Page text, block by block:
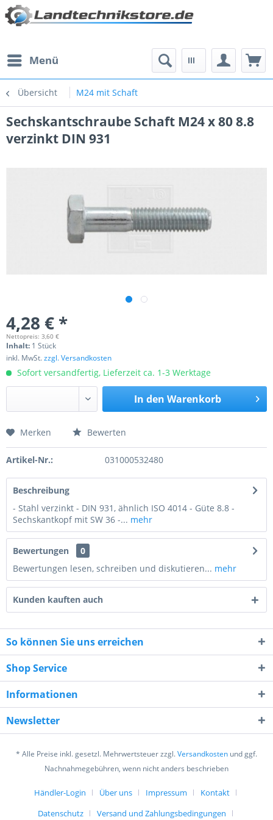
Menü
Übersicht M24 mit Schaft
Sechskantschraube Schaft M24 x 80 8.8
verzinkt DIN 931
4,28 € *
Nettopreis: 3,60 €
Inhalt: 1 Stück
inkl. MwSt.zzgl. Versandkosten
Sofort versandfertig, Lieferzeit ca. 1-3 Werktage
In den Warenkorb
Preis anfragen
2 - 2 = ?
Ich habe die Datenschutzerklärung
verstanden und stimme zu. *
Mit * gekennzeichnete Felder sind Pflichtfelder.
Senden
Merken Bewerten
Artikel-Nr.: 031000532480
Beschreibung
- Stahl verzinkt - DIN 931, ähnlich ISO 4014 - Güte 8.8 -
Sechskantkopf mit SW 36 -... mehr
Bewertungen
0
Bewertungen lesen, schreiben und diskutieren... mehr
Kunden kauften auch
So können Sie uns erreichen
Shop Service
Informationen
Newsletter
* Alle Preise inkl. gesetzl. Mehrwertsteuer zzgl.Versandkosten und ggf.
Nachnahmegebühren, wenn nicht anders beschrieben
Händler-Login Über uns Impressum
Kontakt
Datenschutz
Versand und Zahlungsbedingungen